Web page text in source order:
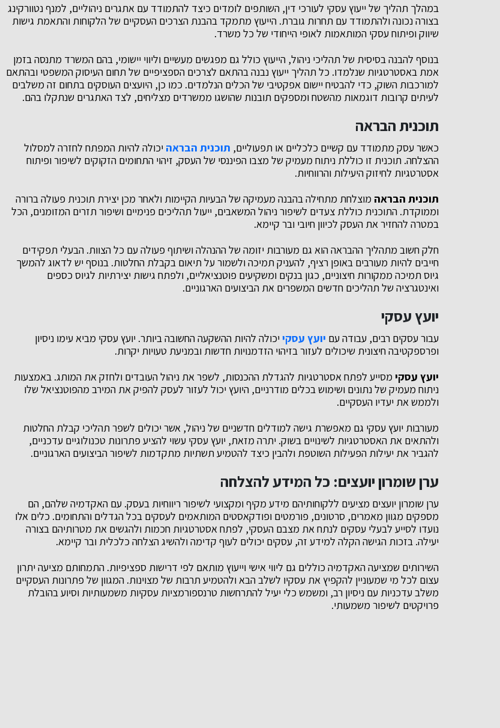
במהלך תהליך של ייעוץ עסקי לעורכי דין, השותפים לומדים כיצד להתמודד עם אתגרים ניהוליים, למנף נטוורקינג
בצורה נכונה ולהתמודד עם תחרות גוברת. הייעוץ מתמקד בהבנת הצרכים העסקיים של הלקוחות והתאמת גישות
שיווק ופיתוח עסקי המותאמות לאופי הייחודי של כל משרד.
בנוסף להבנה בסיסית של תהליכי ניהול, הייעוץ כולל גם מפגשים מעשיים וליווי יישומי, בהם המשרד מתנסה בזמן
אמת באסטרטגיות שנלמדו. כל תהליך ייעוץ נבנה בהתאם לצרכים הספציפיים של תחום העיסוק המשפטי ובהתאם
למורכבות השוק, כדי להבטיח יישום אפקטיבי של הכלים הנלמדים. כמו כן, היועצים העוסקים בתחום זה משלבים
לעיתים קרובות דוגמאות מהשטח ומספקים תובנות שהושגו ממשרדים מצליחים, לצד האתגרים שנתקלו בהם.
תוכנית הבראה
כאשר עסק מתמודד עם קשיים כלכליים או תפעוליים, תוכנית הבראה יכולה להיות המפתח לחזרה למסלול
ההצלחה. תוכנית זו כוללת ניתוח מעמיק של מצבו הפיננסי של העסק, זיהוי התחומים הזקוקים לשיפור ופיתוח
אסטרטגיות לחיזוק היעילות והרווחיות.
תוכנית הבראה מוצלחת מתחילה בהבנה מעמיקה של הבעיות הקיימות ולאחר מכן יצירת תוכנית פעולה ברורה
וממוקדת. התוכנית כוללת צעדים לשיפור ניהול המשאבים, ייעול תהליכים פנימיים ושיפור תזרים המזומנים, הכל
במטרה להחזיר את העסק לכיוון חיובי ובר קיימא.
חלק חשוב מתהליך ההבראה הוא גם מעורבות יזומה של ההנהלה ושיתוף פעולה עם כל הצוות. הבעלי תפקידים
חייבים להיות מעורבים באופן רציף, להעניק תמיכה ולשמור על תיאום בקבלת החלטות. בנוסף יש לדאוג להמשך
גיוס תמיכה ממקורות חיצוניים, כגון בנקים ומשקיעים פוטנציאליים, ולפתח גישות יצירתיות לגיוס כספים
ואינטגרציה של תהליכים חדשים המשפרים את הביצועים הארגוניים.
יועץ עסקי
עבור עסקים רבים, עבודה עם יועץ עסקי יכולה להיות ההשקעה החשובה ביותר. יועץ עסקי מביא עימו ניסיון
ופרספקטיבה חיצונית שיכולים לעזור בזיהוי הזדמנויות חדשות ובמניעת טעויות יקרות.
יועץ עסקי מסייע לפתח אסטרטגיות להגדלת ההכנסות, לשפר את ניהול העובדים ולחזק את המותג. באמצעות
ניתוח מעמיק של נתונים ושימוש בכלים מודרניים, היועץ יכול לעזור לעסק להפיק את המירב מהפוטנציאל שלו
ולממש את יעדיו העסקיים.
מעורבות יועץ עסקי גם מאפשרת גישה למודלים חדשניים של ניהול, אשר יכולים לשפר תהליכי קבלת החלטות
ולהתאים את האסטרטגיות לשינויים בשוק. יתרה מזאת, יועץ עסקי עשוי להציע פתרונות טכנולוגיים עדכניים,
להגביר את יעילות הפעילות השוטפת ולהבין כיצד להטמיע תשתיות מתקדמות לשיפור הביצועים הארגוניים.
ערן שומרון יועצים: כל המידע להצלחה
ערן שומרון יועצים מציעים ללקוחותיהם מידע מקיף ומקצועי לשיפור ריווחיות בעסק. עם האקדמיה שלהם, הם
מספקים מגוון מאמרים, סרטונים, פורמטים ופודקאסטים המותאמים לעסקים בכל הגדלים והתחומים. כלים אלו
נועדו לסייע לבעלי עסקים לנתח את מצבם העסקי, לפתח אסטרטגיות חכמות ולהגשים את מטרותיהם בצורה
יעילה. בזכות הגישה הקלה למידע זה, עסקים יכולים לעוף קדימה ולהשיג הצלחה כלכלית ובר קיימא.
השירותים שמציעה האקדמיה כוללים גם ליווי אישי וייעוץ מותאם לפי דרישות ספציפיות. התמחותם מציעה יתרון
עצום לכל מי שמעוניין להקפיץ את עסקיו לשלב הבא ולהטמיע תרבות של מצוינות. המגוון של פתרונות העסקיים
משלב עדכניות עם ניסיון רב, ומשמש כלי יעיל להתרחשות טרנספורמציות עסקיות משמעותיות וסיוע בהובלת
פרויקטים לשיפור משמעותי.